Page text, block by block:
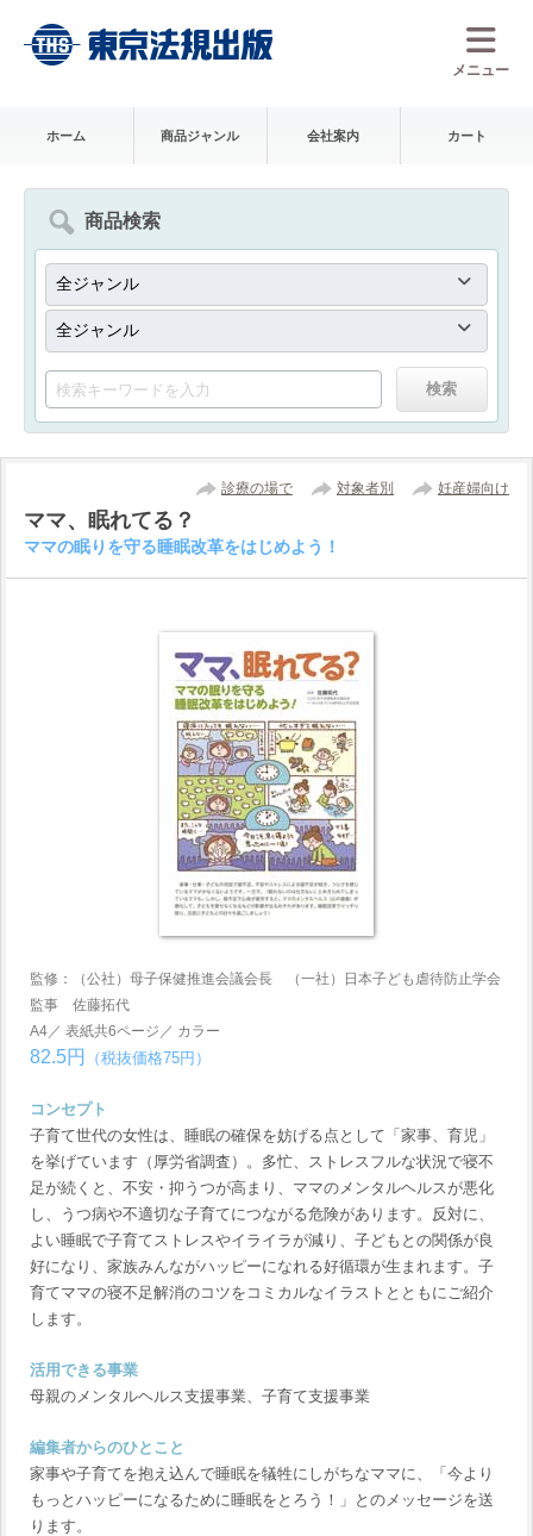
メニュー
ホーム 商品ジャンル 会社案内 カート
商品検索
診療の場で 対象者別 妊産婦向け
ママ、眠れてる？
ママの眠りを守る睡眠改革をはじめよう！
監修：（公社）母子保健推進会議会長 （一社）日本子ども虐待防止学会
監事 佐藤拓代
A4／ 表紙共6ページ／ カラー
82.5円 （税抜価格75円）
コンセプト
子育て世代の女性は、睡眠の確保を妨げる点として「家事、育児」
を挙げています（厚労省調査）。多忙、ストレスフルな状況で寝不
足が続くと、不安・抑うつが高まり、ママのメンタルヘルスが悪化
し、うつ病や不適切な子育てにつながる危険があります。反対に、
よい睡眠で子育てストレスやイライラが減り、子どもとの関係が良
好になり、家族みんながハッピーになれる好循環が生まれます。子
育てママの寝不足解消のコツをコミカルなイラストとともにご紹介
します。
活用できる事業
母親のメンタルヘルス支援事業、子育て支援事業
編集者からのひとこと
家事や子育てを抱え込んで睡眠を犠牲にしがちなママに、「今より
もっとハッピーになるために睡眠をとろう！」とのメッセージを送
ります。